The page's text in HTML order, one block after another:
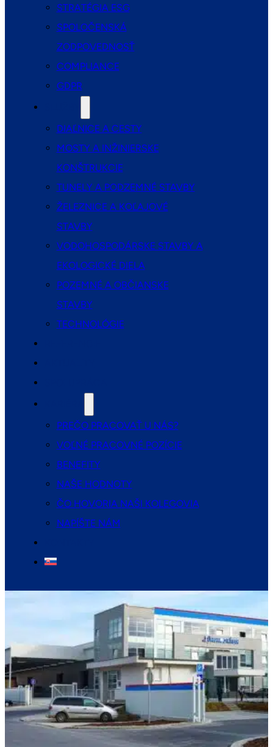
STRATÉGIA ESG
SPOLOČENSKÁ
ZODPOVEDNOSŤ
COMPLIANCE
GDPR
DIAĽNICE A CESTY
MOSTY A INŽINIERSKE
KONŠTRUKCIE
TUNELY A PODZEMNÉ STAVBY
ŽELEZNICE A KOĽAJOVÉ
STAVBY
VODOHOSPODÁRSKE STAVBY A
EKOLOGICKÉ DIELA
POZEMNÉ A OBČIANSKE
STAVBY
TECHNOLÓGIE
PREČO PRACOVAŤ U NÁS?
VOĽNÉ PRACOVNÉ POZÍCIE
BENEFITY
NAŠE HODNOTY
ČO HOVORIA NAŠI KOLEGOVIA
NAPÍŠTE NÁM